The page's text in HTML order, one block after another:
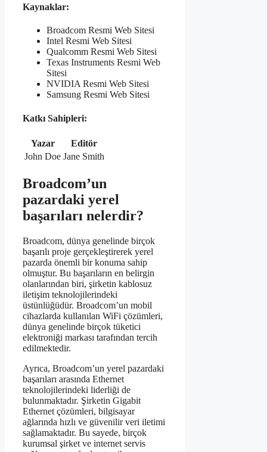
Kaynaklar:
Broadcom Resmi Web Sitesi
Intel Resmi Web Sitesi
Qualcomm Resmi Web Sitesi
Texas Instruments Resmi Web
Sitesi
NVIDIA Resmi Web Sitesi
Samsung Resmi Web Sitesi
Katkı Sahipleri:
Yazar
Editör
John Doe Jane Smith
Broadcom’un
pazardaki yerel
başarıları nelerdir?
Broadcom, dünya genelinde birçok
başarılı proje gerçekleştirerek yerel
pazarda önemli bir konuma sahip
olmuştur. Bu başarıların en belirgin
olanlarından biri, şirketin kablosuz
iletişim teknolojilerindeki
üstünlüğüdür. Broadcom’un mobil
cihazlarda kullanılan WiFi çözümleri,
dünya genelinde birçok tüketici
elektroniği markası tarafından tercih
edilmektedir.
Ayrıca, Broadcom’un yerel pazardaki
başarıları arasında Ethernet
teknolojilerindeki liderliği de
bulunmaktadır. Şirketin Gigabit
Ethernet çözümleri, bilgisayar
ağlarında hızlı ve güvenilir veri iletimi
sağlamaktadır. Bu sayede, birçok
kurumsal şirket ve internet servis